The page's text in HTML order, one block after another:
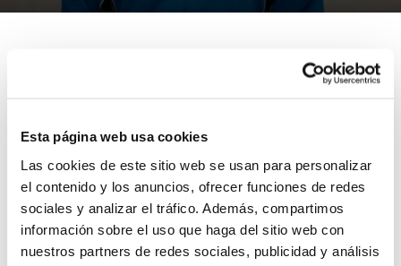
Esta página web usa cookies
Las cookies de este sitio web se usan para personalizar
el contenido y los anuncios, ofrecer funciones de redes
sociales y analizar el tráfico. Además, compartimos
información sobre el uso que haga del sitio web con
nuestros partners de redes sociales, publicidad y análisis
@toniky46 fue uno de los seguidores en Twitter que
nos ayudó a alcanzar la cifra de 1.111.
Este número lo hemos logrado gracias a la ayuda de
todos los colectivos del baloncesto que nos siguen día
a día y que contribuyen a que el baloncesto de la